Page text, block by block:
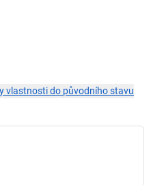
vlastnosti do původního stavu